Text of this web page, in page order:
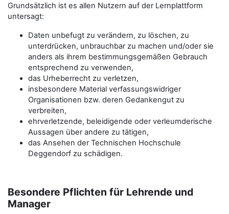
Grundsätzlich ist es allen Nutzern auf der Lernplattform
untersagt:
Daten unbefugt zu verändern, zu löschen, zu
unterdrücken, unbrauchbar zu machen und/oder sie
anders als ihrem bestimmungsgemäßen Gebrauch
entsprechend zu verwenden,
das Urheberrecht zu verletzen,
insbesondere Material verfassungswidriger
Organisationen bzw. deren Gedankengut zu
verbreiten,
ehrverletzende, beleidigende oder verleumderische
Aussagen über andere zu tätigen,
das Ansehen der Technischen Hochschule
Deggendorf zu schädigen.
Besondere Pflichten für Lehrende und
Manager